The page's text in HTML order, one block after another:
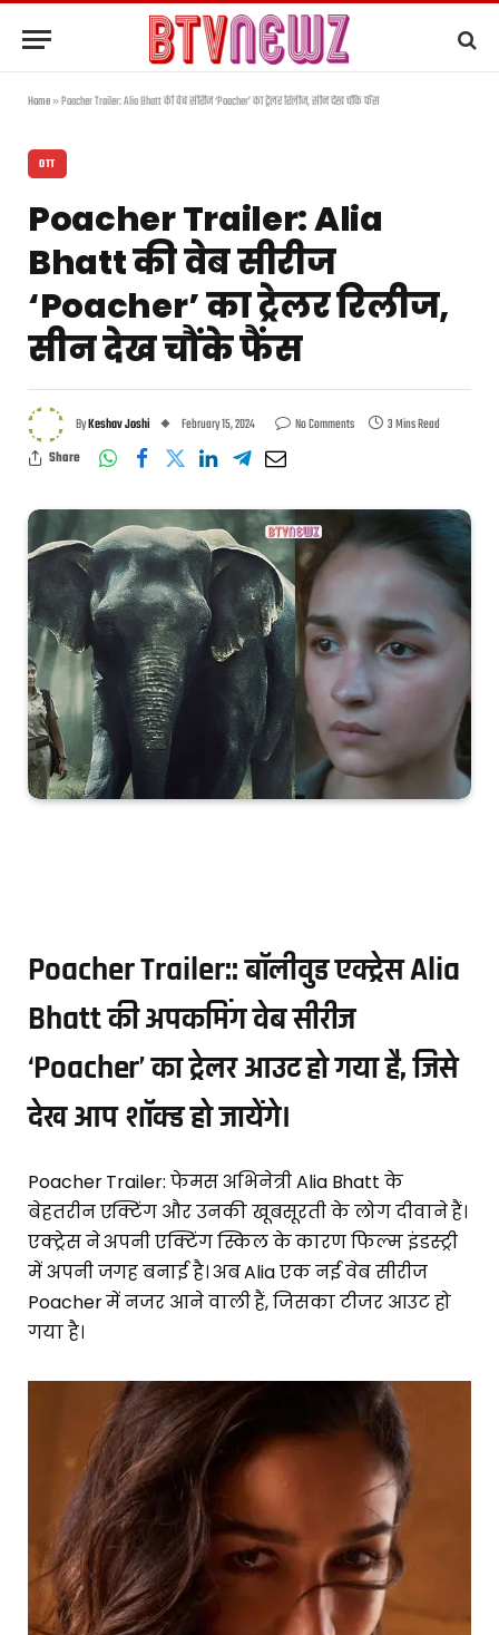
Home»Poacher Trailer: Alia Bhatt की वेब सीरीज ‘Poacher’ का ट्रेलर रिलीज, सीन देख चौंके फैंस
OTT
Poacher Trailer: Alia
Bhatt की वेब सीरीज
‘Poacher’ का ट्रेलर रिलीज,
सीन देख चौंके फैंस
ByKeshav Joshi February 15, 2024 No Comments
3 Mins Read
Share
Poacher Trailer:: बॉलीवुड एक्ट्रेस Alia
Bhatt की अपकमिंग वेब सीरीज
‘Poacher’ का ट्रेलर आउट हो गया है, जिसे
देख आप शॉक्ड हो जायेंगे।
Poacher Trailer: फेमस अभिनेत्री Alia Bhatt के
बेहतरीन एक्टिंग और उनकी खूबसूरती के लोग दीवाने हैं।
एक्ट्रेस ने अपनी एक्टिंग स्किल के कारण फिल्म इंडस्ट्री
में अपनी जगह बनाई है। अब Alia एक नई वेब सीरीज
Poacher में नजर आने वाली हैं, जिसका टीजर आउट हो
गया है।